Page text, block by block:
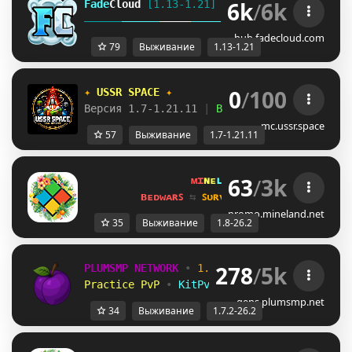
FadeCloud [1.13-1.21] PRISON GENS
6k/6k
hub.fadecloud.com
79 Выживание 1.13-1.21
✦ USSR SPACE ✦
Версия 1.7-1.21.11
Выживание | Приваты
0/100
mc.ussr.space
57 Выживание 1.7-1.21.11
ᴍɪɴᴇʟᴀ ɴᴅ ɴᴇᴛᴡᴏʀᴋ ☀
ʙᴇᴅᴡᴀʀꜱ ⇆ ꜱᴜʀᴠɪᴠᴀʟ ꜱᴍᴘ ⇆ ꜱᴋʏʙʟᴏᴄᴋ
63/3k
promo.mineland.net
35 Выживание 1.8-26.2
PLUMSMP NETWORK • 1.7.2 ➜ 26.2
Practice PvP
• KitPvP • Lifesteal
278/5k
gens.plumsmp.net
34 Выживание 1.7.2-26.2